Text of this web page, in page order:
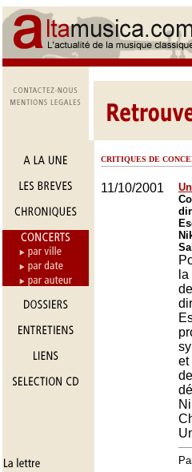
CRITIQUES DE
11/10/2001
et